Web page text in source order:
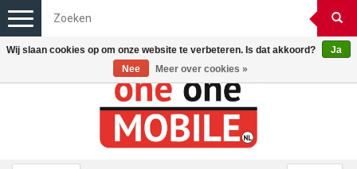
Toggle
navigation
Wij slaan cookies op om onze website te verbeteren. Is dat akkoord?
Ja
Nee
Meer over cookies »